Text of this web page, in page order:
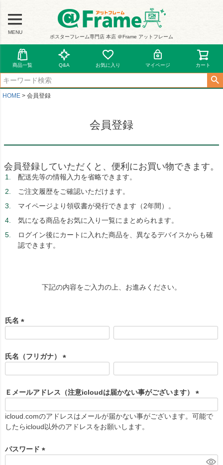
MENU
ポスターフレーム専門店 本店 ＠Frame アットフレーム
商品一覧 Q&A お気に入り マイページ カート
HOME 会員登録
会員登録
会員登録していただくと、便利にお買い物できます。
配送先等の情報入力を省略できます。
ご注文履歴をご確認いただけます。
マイページより領収書が発行できます（2年間）。
気になる商品をお気に入り一覧にまとめられます。
ログイン後にカートに入れた商品を、異なるデバイスからも確
認できます。
下記の内容をご入力の上、お進みください。
氏名
須
)
氏名（フリガナ）
須
)
Ｅメールアドレス（注意icloudは届かない事がございます）
必
icloud.comのアドレスはメールが届かない事がございます。可能で
したらicloud以外のアドレスをお願いします。
パスワード